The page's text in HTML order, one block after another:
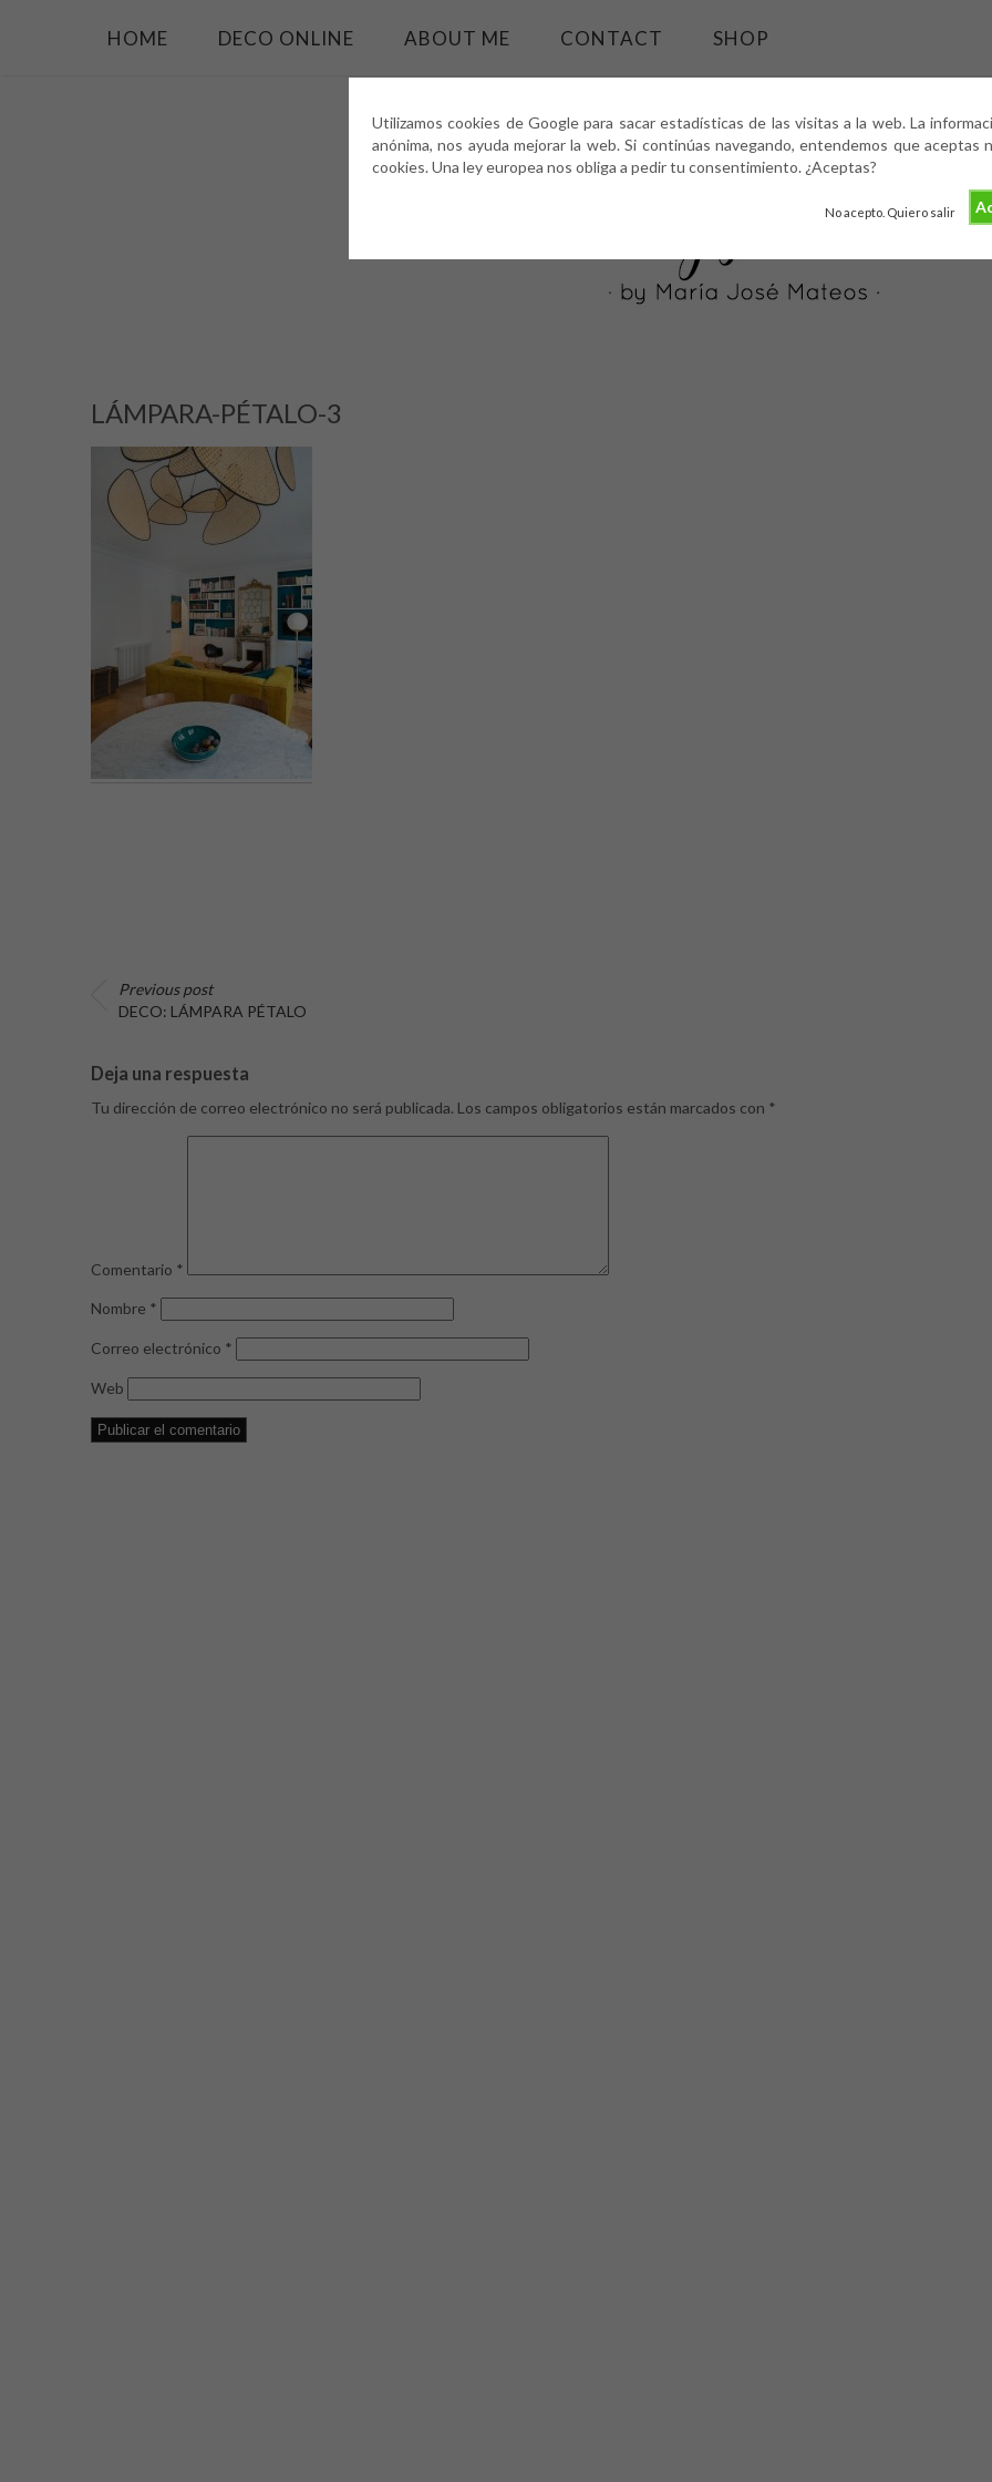
Utilizamos cookies de Google para sacar estadísticas de las visitas a la web. La
anónima, nos ayuda mejorar la web. Si continúas navegando, entendemos que aceptas
cookies. Una ley europea nos obliga a pedir tu consentimiento. ¿Aceptas?
No acepto. Quiero salir
HOME DECO ONLINE ABOUT ME CONTACT SHOP
LÁMPARA-PÉTALO-3
Previous post
DECO: LÁMPARA PÉTALO
Deja una respuesta
Tu dirección de correo electrónico no será publicada. Los campos obligatorios están marcados con *
Comentario *
Nombre *
Correo electrónico *
Web